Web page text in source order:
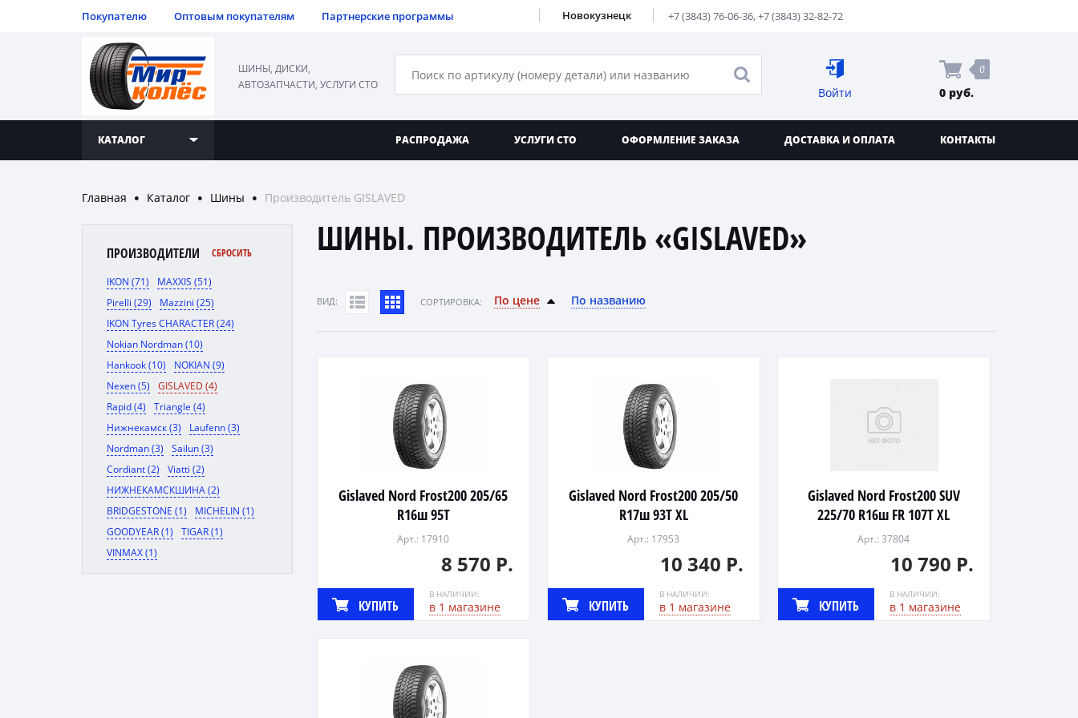
Покупателю Оптовым покупателям Партнерские программы Новокузнецк +7 (3843) 76-06-36,+7 (3843) 32-82-72
ШИНЫ, ДИСКИ,
АВТОЗАПЧАСТИ, УСЛУГИ СТО
Войти
0
0 руб.
КАТАЛОГ РАСПРОДАЖА УСЛУГИ СТО ОФОРМЛЕНИЕ ЗАКАЗА ДОСТАВКА И ОПЛАТА КОНТАКТЫ
Главная ● Каталог ● Шины ● Производитель GISLAVED
ПРОИЗВОДИТЕЛИ СБРОСИТЬ
IKON (71)
MAXXIS (51)
Pirelli (29)
Mazzini (25)
IKON Tyres CHARACTER (24)
Nokian Nordman (10)
Hankook (10)
NOKIAN (9)
Nexen (5)
GISLAVED (4)
Rapid (4)
Triangle (4)
Нижнекамск (3)
Laufenn (3)
Nordman (3)
Sailun (3)
Cordiant (2)
Viatti (2)
НИЖНЕКАМСКШИНА (2)
BRIDGESTONE (1)
MICHELIN (1)
GOODYEAR (1)
TIGAR (1)
VINMAX (1)
ШИНЫ. ПРОИЗВОДИТЕЛЬ «GISLAVED»
ВИД: CОРТИРОВКА: По цене По названию
Gislaved Nord Frost200 205/65
R16ш 95T
Арт.: 17910
8 570 Р.
КУПИТЬ
В НАЛИЧИИ:
в 1 магазине
Gislaved Nord Frost200 205/50
R17ш 93T XL
Арт.: 17953
10 340 Р.
КУПИТЬ
В НАЛИЧИИ:
в 1 магазине
Gislaved Nord Frost200 SUV
225/70 R16ш FR 107T XL
Арт.: 37804
10 790 Р.
КУПИТЬ
В НАЛИЧИИ:
в 1 магазине